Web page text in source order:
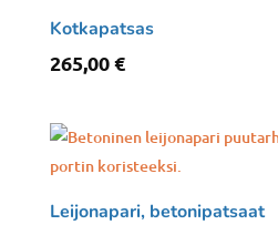
Kotkapatsas
265,00€
Leijonapari, betonipatsaat